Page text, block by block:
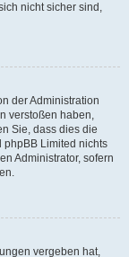
nicht sicher sind,
der Administration
verstoßen haben,
Sie, dass dies die
phpBB Limited nichts
Administrator, sofern
vergeben hat,